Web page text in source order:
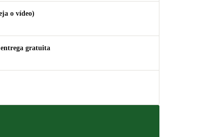
o vídeo)
entrega gratuita